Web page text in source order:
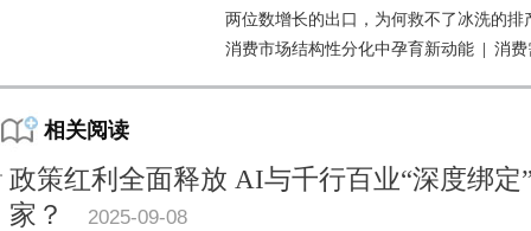
两位数增长的出口，为何救不了冰洗的排
消费市场结构性分化中孕育新动能
消费
相关阅读
政策红利全面释放 AI与千行百业“深度绑定
家？
2025-09-08